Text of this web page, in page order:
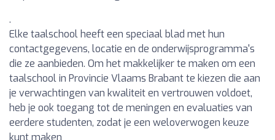
.
Elke taalschool heeft een speciaal blad met hun
contactgegevens, locatie en de onderwijsprogramma's
die ze aanbieden. Om het makkelijker te maken om een
taalschool in Provincie Vlaams Brabant te kiezen die aan
je verwachtingen van kwaliteit en vertrouwen voldoet,
heb je ook toegang tot de meningen en evaluaties van
eerdere studenten, zodat je een weloverwogen keuze
kunt maken